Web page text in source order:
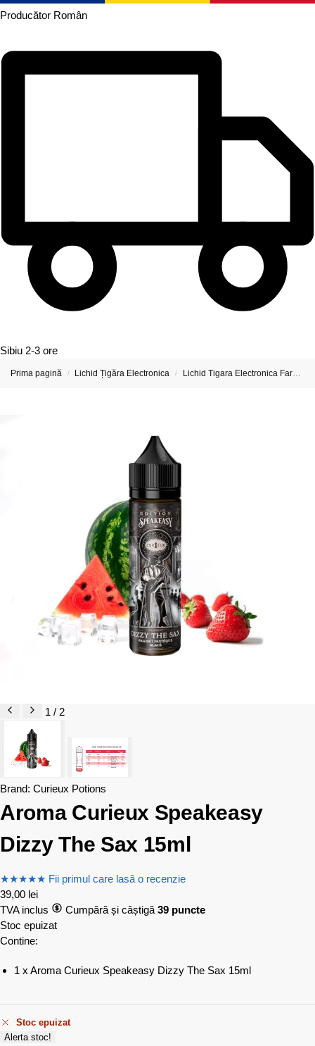
Producător Român
Sibiu 2-3 ore
Prima pagină / Lichid Țigăra Electronica / Lichid Tigara Electronica Fara Nicotina
1 / 2
Brand: Curieux Potions
Aroma Curieux Speakeasy
Dizzy The Sax 15ml
★★★★★ Fii primul care lasă o recenzie
39,00 lei
TVA inclus
Cumpără și câștigă 39 puncte
Stoc epuizat
Contine:
1 x Aroma Curieux Speakeasy Dizzy The Sax 15ml
Stoc epuizat
Alerta stoc!